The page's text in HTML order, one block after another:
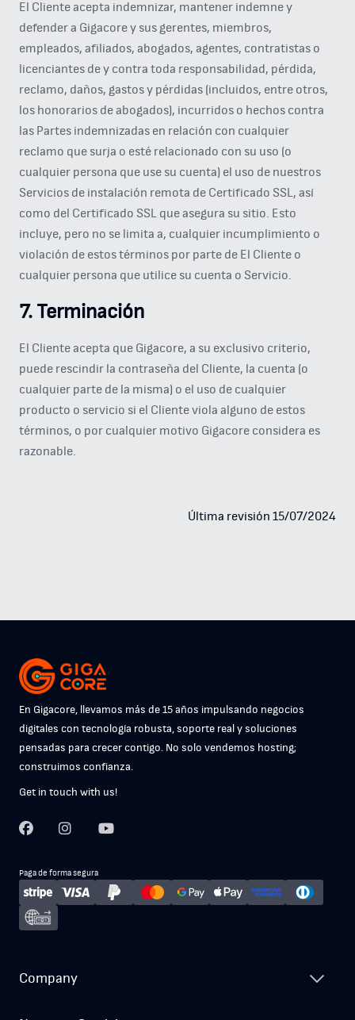
El Cliente acepta indemnizar, mantener indemne y
defender a Gigacore y sus gerentes, miembros,
empleados, afiliados, abogados, agentes, contratistas o
licenciantes de y contra toda responsabilidad, pérdida,
reclamo, daños, gastos y pérdidas (incluidos, entre otros,
los honorarios de abogados), incurridos o hechos contra
las Partes indemnizadas en relación con cualquier
reclamo que surja o esté relacionado con su uso (o
cualquier persona que use su cuenta) el uso de nuestros
Servicios de instalación remota de Certificado SSL, así
como del Certificado SSL que asegura su sitio. Esto
incluye, pero no se limita a, cualquier incumplimiento o
violación de estos términos por parte de El Cliente o
cualquier persona que utilice su cuenta o Servicio.
7. Terminación
El Cliente acepta que Gigacore, a su exclusivo criterio,
puede rescindir la contraseña del Cliente, la cuenta (o
cualquier parte de la misma) o el uso de cualquier
producto o servicio si el Cliente viola alguno de estos
términos, o por cualquier motivo Gigacore considera es
razonable.
Última revisión 15/07/2024
En Gigacore, llevamos más de 15 años impulsando negocios
digitales con tecnología robusta, soporte real y soluciones
pensadas para crecer contigo. No solo vendemos hosting;
construimos confianza.
Get in touch with us!
Paga de forma segura
Company